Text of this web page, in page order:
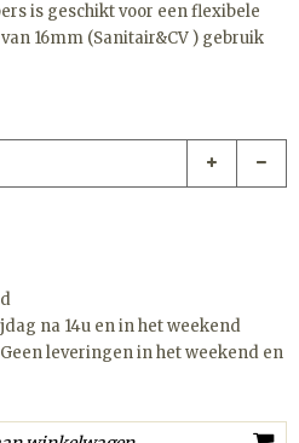
is geschikt voor een flexibele
16mm (Sanitair&CV ) gebruik
na 14u en in het weekend
leveringen in het weekend en